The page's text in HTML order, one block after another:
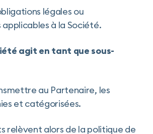
légales ou
à la Société.
agit en tant que sous-
au Partenaire, les
et catégorisées.
relèvent alors de la politique de